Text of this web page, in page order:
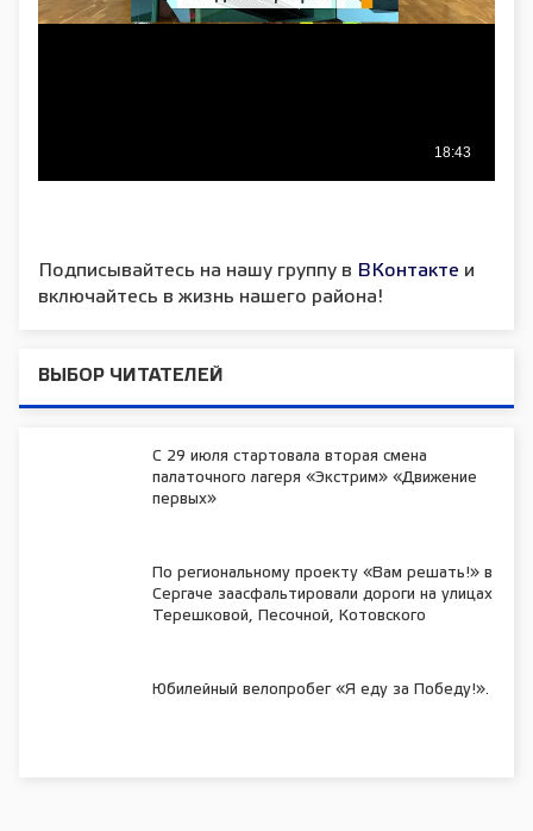
Подписывайтесь на нашу группу в ВКонтакте и
включайтесь в жизнь нашего района!
ВЫБОР ЧИТАТЕЛЕЙ
С 29 июля стартовала вторая смена
палаточного лагеря «Экстрим» «Движение
первых»
По региональному проекту «Вам решать!» в
Сергаче заасфальтировали дороги на улицах
Терешковой, Песочной, Котовского
Юбилейный велопробег «Я еду за Победу!».